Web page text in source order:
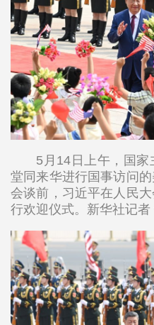
5月14日上午，国
堂同来华进行国事访问
会谈前，习近平在人民
行欢迎仪式。新华社记